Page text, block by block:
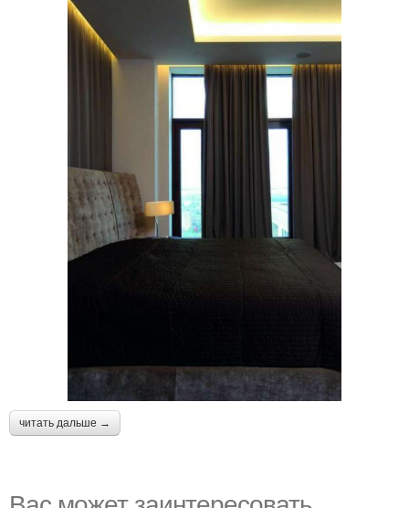
читать дальше →